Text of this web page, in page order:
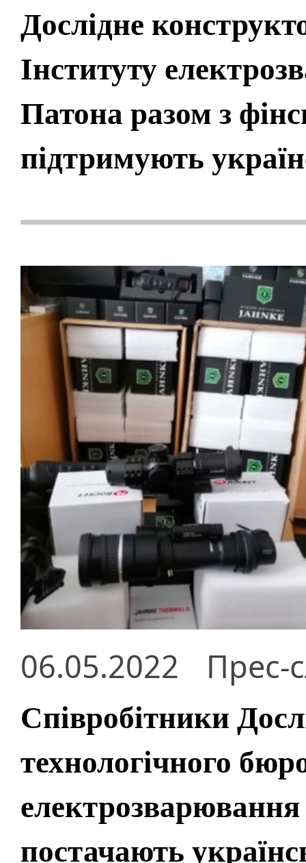
Дослідне
Інституту
Патона разом з
підтримують
06.05.2022 Прес-
Співробітники
технологічного
постачають